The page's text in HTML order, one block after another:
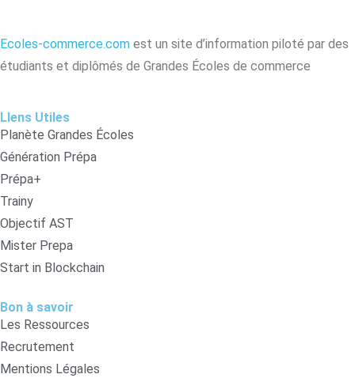
Ecoles-commerce.com est un site d’information piloté par des
étudiants et diplômés de Grandes Écoles de commerce
LIens Utiles
Planète Grandes Écoles
Génération Prépa
Prépa+
Trainy
Objectif AST
Mister Prepa
Start in Blockchain
Bon à savoir
Les Ressources
Recrutement
Mentions Légales